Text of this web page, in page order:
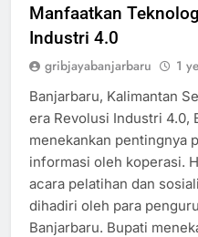
Manfaatkan
Industri 4.0
gribjayabanjarbaru 1
Banjarbaru, Kalimantan
era Revolusi Industri 4.0,
menekankan pentingnya
informasi oleh koperasi.
acara pelatihan dan
dihadiri oleh para
Banjarbaru. Bupati